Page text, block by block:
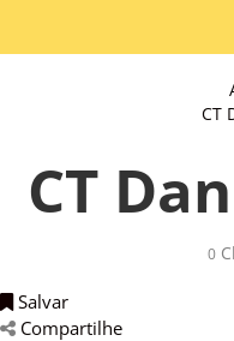
CT
CT
0
Salvar
Compartilhe